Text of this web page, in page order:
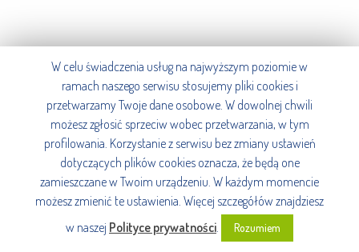
W celu świadczenia usług na najwyższym poziomie w
ramach naszego serwisu stosujemy pliki cookies i
przetwarzamy Twoje dane osobowe. W dowolnej chwili
możesz zgłosić sprzeciw wobec przetwarzania, w tym
profilowania. Korzystanie z serwisu bez zmiany ustawień
dotyczących plików cookies oznacza, że będą one
zamieszczane w Twoim urządzeniu. W każdym momencie
możesz zmienić te ustawienia. Więcej szczegółów znajdziesz
w naszej Polityce prywatności. Rozumiem